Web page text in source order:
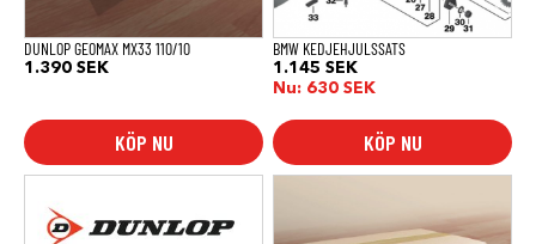
DUNLOP GEOMAX MX33 110/10
1.390 SEK
KÖP NU
BMW KEDJEHJULSSATS
1.145 SEK
Nu: 630 SEK
KÖP NU